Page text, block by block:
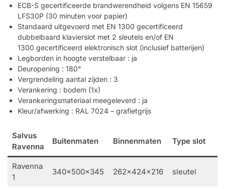
ECB-S gecertificeerde brandwerendheid volgens EN 15659
LFS30P (30 minuten voor papier)​
Standaard uitgevoerd met EN 1300 gecertificeerd
dubbelbaard klavierslot met 2 sleutels en/of EN
1300 gecertificeerd elektronisch slot (inclusief batterijen)
Legborden in hoogte verstelbaar : ja
Deuropening : 180°
Vergrendeling aantal zijden : 3
Verankering : bodem (1x)
Verankeringsmateriaal meegeleverd : ja
Kleur/afwerking : RAL 7024 – grafietgrijs
Salvus
Ravenna
Buitenmaten Binnenmaten Type slot
Ravenna
1
340x500x345 262x424x216 sleutel